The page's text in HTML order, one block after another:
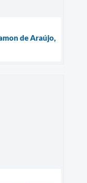
de Araújo,